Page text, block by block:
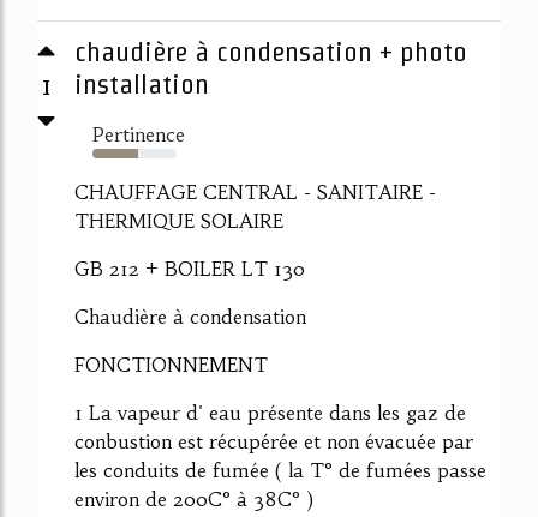
1
chaudière à condensation + photo
installation
Pertinence
54%
CHAUFFAGE CENTRAL - SANITAIRE -
THERMIQUE SOLAIRE
GB 212 + BOILER LT 130
Chaudière à condensation
FONCTIONNEMENT
1 La vapeur d' eau présente dans les gaz de
conbustion est récupérée et non évacuée par
les conduits de fumée ( la T° de fumées passe
environ de 200C° à 38C° )